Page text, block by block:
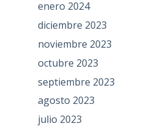
enero 2024
diciembre 2023
noviembre 2023
octubre 2023
septiembre 2023
agosto 2023
julio 2023